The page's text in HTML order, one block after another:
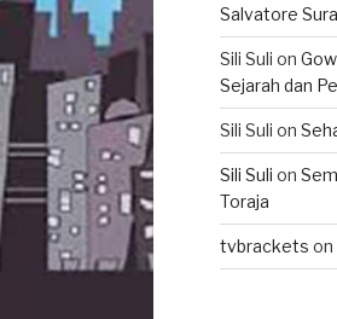
Salvatore
Sili Suli on
Sejarah dan
Sili Suli on
Sili Suli on
Toraja
tvbrackets on